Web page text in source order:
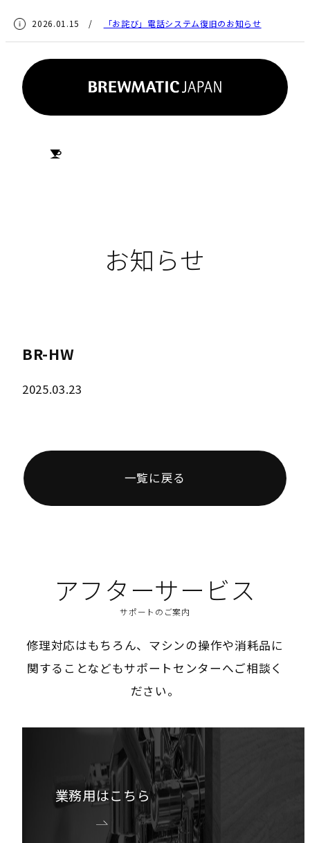
2026.01.15 / 「お詫び」電話システム復旧のお知らせ
お知らせ
BR-HW
2025.03.23
一覧に戻る
アフターサービス
サポートのご案内
修理対応はもちろん、マシンの操作や消耗品に
関することなどもサポートセンターへご相談く
ださい。
業務用はこちら